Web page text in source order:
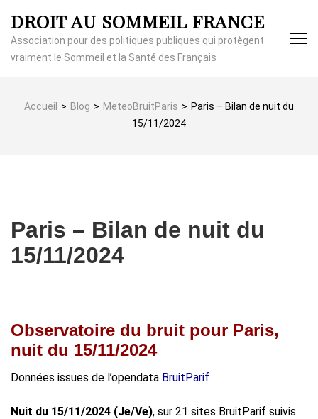
contenu
(Pressez
DROIT AU SOMMEIL FRANCE
Association pour des politiques publiques qui protègent
vraiment le Sommeil et la Santé des Français
Accueil > Blog > MeteoBruitParis > Paris – Bilan de nuit du
15/11/2024
Paris – Bilan de nuit du
15/11/2024
Observatoire du bruit pour Paris,
nuit du 15/11/2024
Données issues de l’opendata BruitParif
Nuit du 15/11/2024 (Je/Ve), sur 21 sites BruitParif suivis